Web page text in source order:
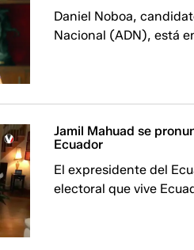
Daniel Noboa,
Nacional (ADN), está
Jamil Mahuad se
Ecuador
El expresidente del
electoral que vive